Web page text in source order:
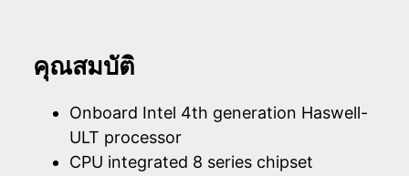
คุณสมบัติ
Onboard Intel 4th generation Haswell-
ULT processor
CPU integrated 8 series chipset